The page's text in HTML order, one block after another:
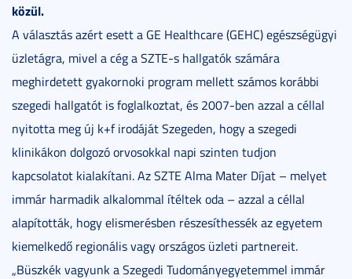
közül.
A választás azért esett a GE Healthcare (GEHC) egészségügyi
üzletágra, mivel a cég a SZTE-s hallgatók számára
meghirdetett gyakornoki program mellett számos korábbi
szegedi hallgatót is foglalkoztat, és 2007-ben azzal a céllal
nyitotta meg új k+f irodáját Szegeden, hogy a szegedi
klinikákon dolgozó orvosokkal napi szinten tudjon
kapcsolatot kialakítani. Az SZTE Alma Mater Díjat – melyet
immár harmadik alkalommal ítéltek oda – azzal a céllal
alapították, hogy elismerésben részesíthessék az egyetem
kiemelkedő regionális vagy országos üzleti partnereit.
„Büszkék vagyunk a Szegedi Tudományegyetemmel immár